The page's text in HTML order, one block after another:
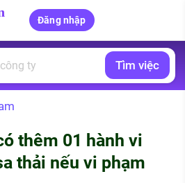
Đăng nhập
Tìm việc
thêm 01 hành vi
thải nếu vi phạm